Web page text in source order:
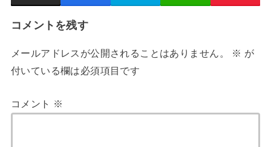
コメントを残す
メールアドレスが公開されることはありません。 ※ が
付いている欄は必須項目です
コメント ※